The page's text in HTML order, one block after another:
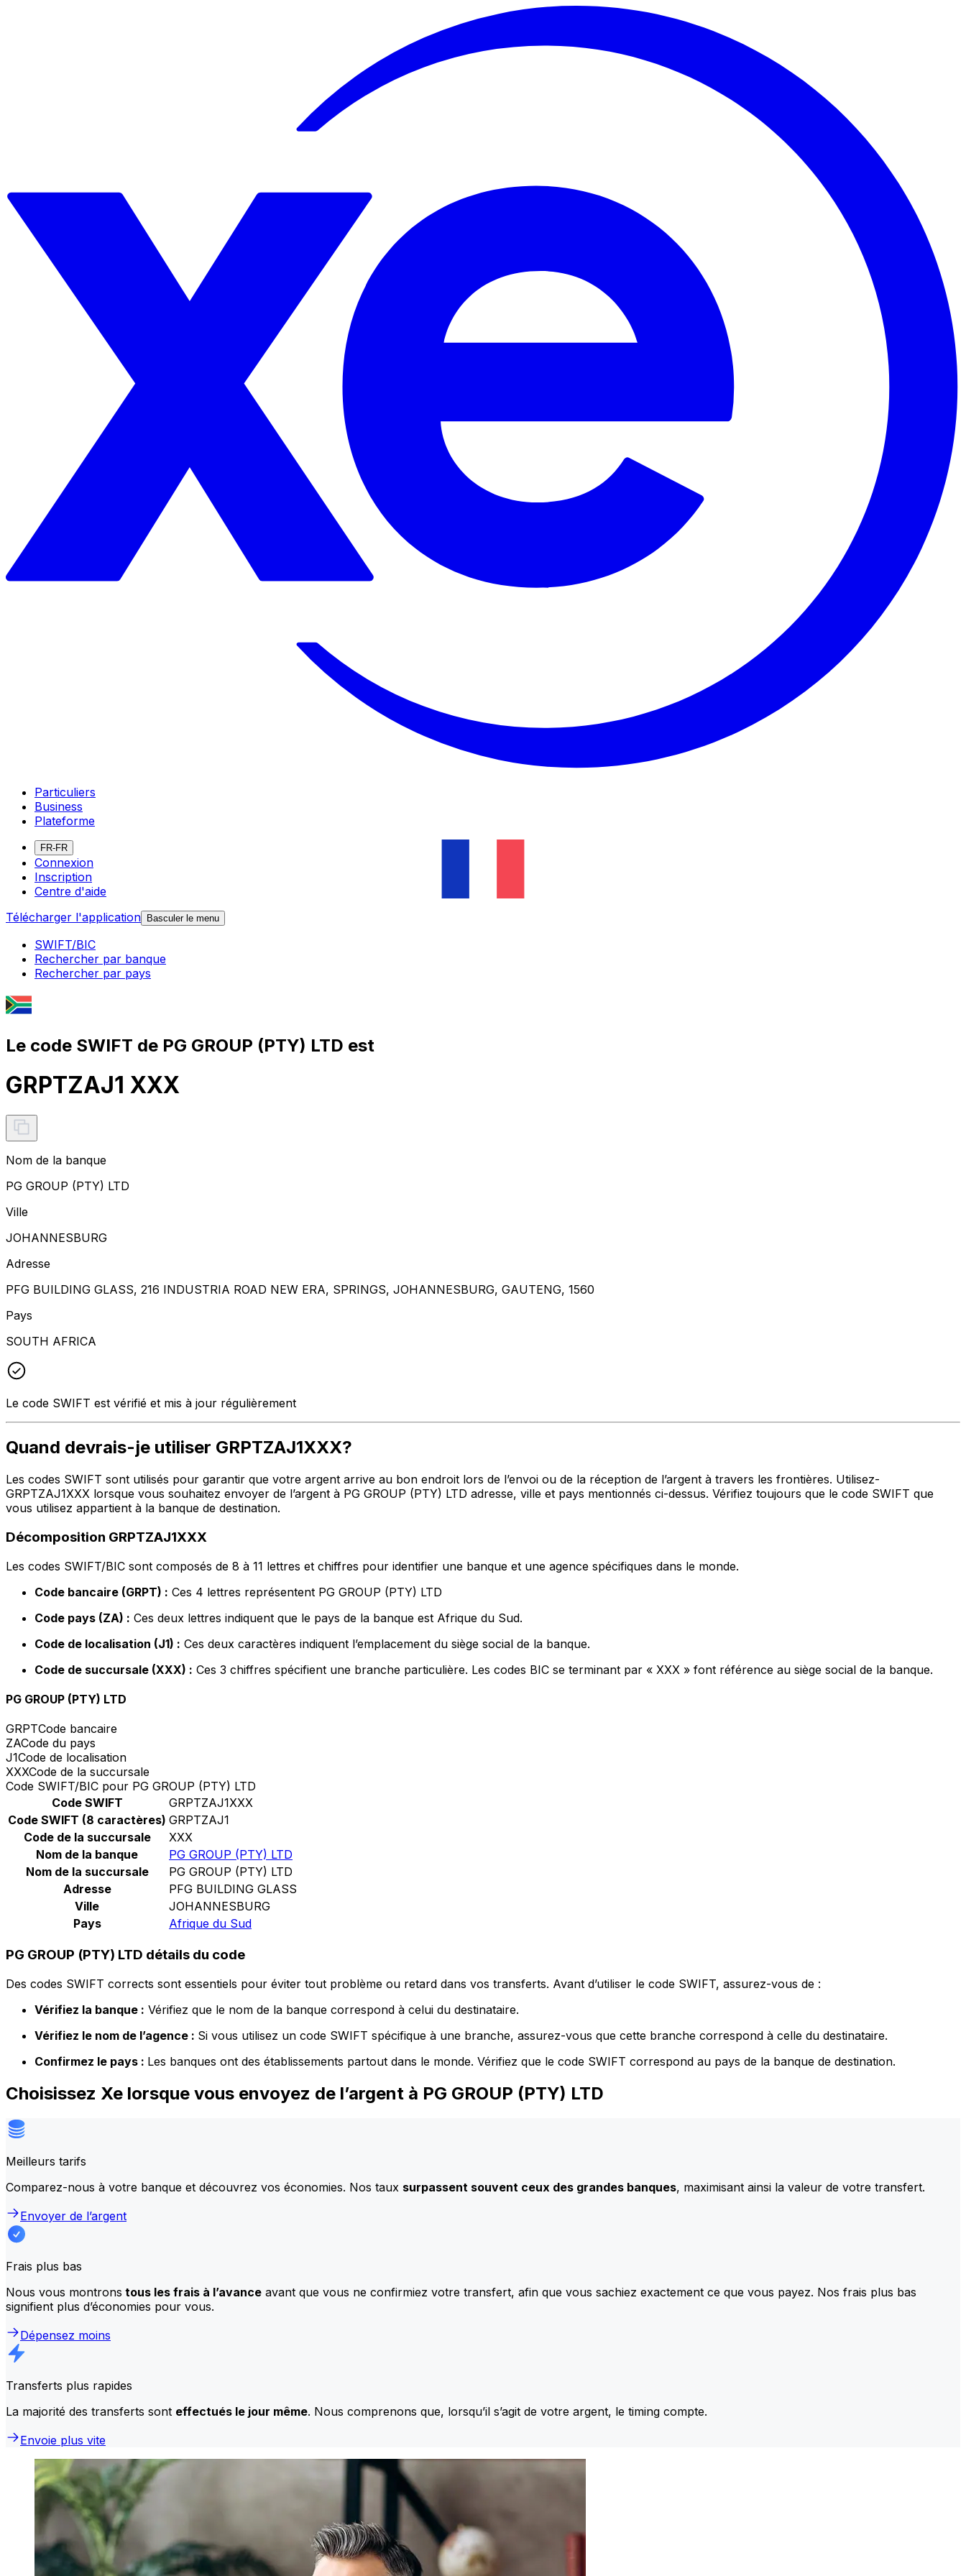
Particuliers
Business
Plateforme
FR-FR
Connexion
Inscription
Centre d'aide
Télécharger l'application Basculer le menu
SWIFT/BIC
Rechercher par banque
Rechercher par pays
Le code SWIFT de PG GROUP (PTY) LTD est
GRPTZAJ1 XXX
Nom de la banque
PG GROUP (PTY) LTD
Ville
JOHANNESBURG
Adresse
PFG BUILDING GLASS, 216 INDUSTRIA ROAD NEW ERA, SPRINGS, JOHANNESBURG, GAUTENG, 1560
Pays
SOUTH AFRICA
Le code SWIFT est vérifié et mis à jour régulièrement
Quand devrais-je utiliser GRPTZAJ1XXX?
Les codes SWIFT sont utilisés pour garantir que votre argent arrive au bon endroit lors de l’envoi ou de la réception de l’argent à travers les frontières. Utilisez-
GRPTZAJ1XXX lorsque vous souhaitez envoyer de l’argent à PG GROUP (PTY) LTD adresse, ville et pays mentionnés ci-dessus. Vérifiez toujours que le code SWIFT que
vous utilisez appartient à la banque de destination.
Décomposition GRPTZAJ1XXX
Les codes SWIFT/BIC sont composés de 8 à 11 lettres et chiffres pour identifier une banque et une agence spécifiques dans le monde.
Code bancaire (GRPT) : Ces 4 lettres représentent PG GROUP (PTY) LTD
Code pays (ZA) : Ces deux lettres indiquent que le pays de la banque est Afrique du Sud.
Code de localisation (J1) : Ces deux caractères indiquent l’emplacement du siège social de la banque.
Code de succursale (XXX) : Ces 3 chiffres spécifient une branche particulière. Les codes BIC se terminant par « XXX » font référence au siège social de la banque.
PG GROUP (PTY) LTD
GRPTCode bancaire
ZACode du pays
J1Code de localisation
XXXCode de la succursale
Code SWIFT/BIC pour PG GROUP (PTY) LTD
Code SWIFT
GRPTZAJ1XXX
Code SWIFT (8 caractères) GRPTZAJ1
Code de la succursale
XXX
Nom de la banque
PG GROUP (PTY) LTD
Nom de la succursale
PG GROUP (PTY) LTD
Adresse
PFG BUILDING GLASS
Ville
JOHANNESBURG
Pays
Afrique du Sud
PG GROUP (PTY) LTD détails du code
Des codes SWIFT corrects sont essentiels pour éviter tout problème ou retard dans vos transferts. Avant d’utiliser le code SWIFT, assurez-vous de :
Vérifiez la banque : Vérifiez que le nom de la banque correspond à celui du destinataire.
Vérifiez le nom de l’agence : Si vous utilisez un code SWIFT spécifique à une branche, assurez-vous que cette branche correspond à celle du destinataire.
Confirmez le pays : Les banques ont des établissements partout dans le monde. Vérifiez que le code SWIFT correspond au pays de la banque de destination.
Choisissez Xe lorsque vous envoyez de l’argent à PG GROUP (PTY) LTD
Meilleurs tarifs
Comparez-nous à votre banque et découvrez vos économies. Nos taux surpassent souvent ceux des grandes banques, maximisant ainsi la valeur de votre transfert.
Envoyer de l’argent
Frais plus bas
Nous vous montrons tous les frais à l’avance avant que vous ne confirmiez votre transfert, afin que vous sachiez exactement ce que vous payez. Nos frais plus bas
signifient plus d’économies pour vous.
Dépensez moins
Transferts plus rapides
La majorité des transferts sont effectués le jour même. Nous comprenons que, lorsqu’il s’agit de votre argent, le timing compte.
Envoie plus vite